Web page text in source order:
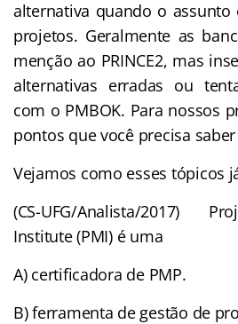
alternativa quando o assunto
projetos. Geralmente as
menção ao PRINCE2, mas
alternativas erradas ou
com o PMBOK. Para nossos
pontos que você precisa saber
Vejamos como esses tópicos
(CS-UFG/Analista/2017)
Institute (PMI) é uma
A) certificadora de PMP.
B) ferramenta de gestão de